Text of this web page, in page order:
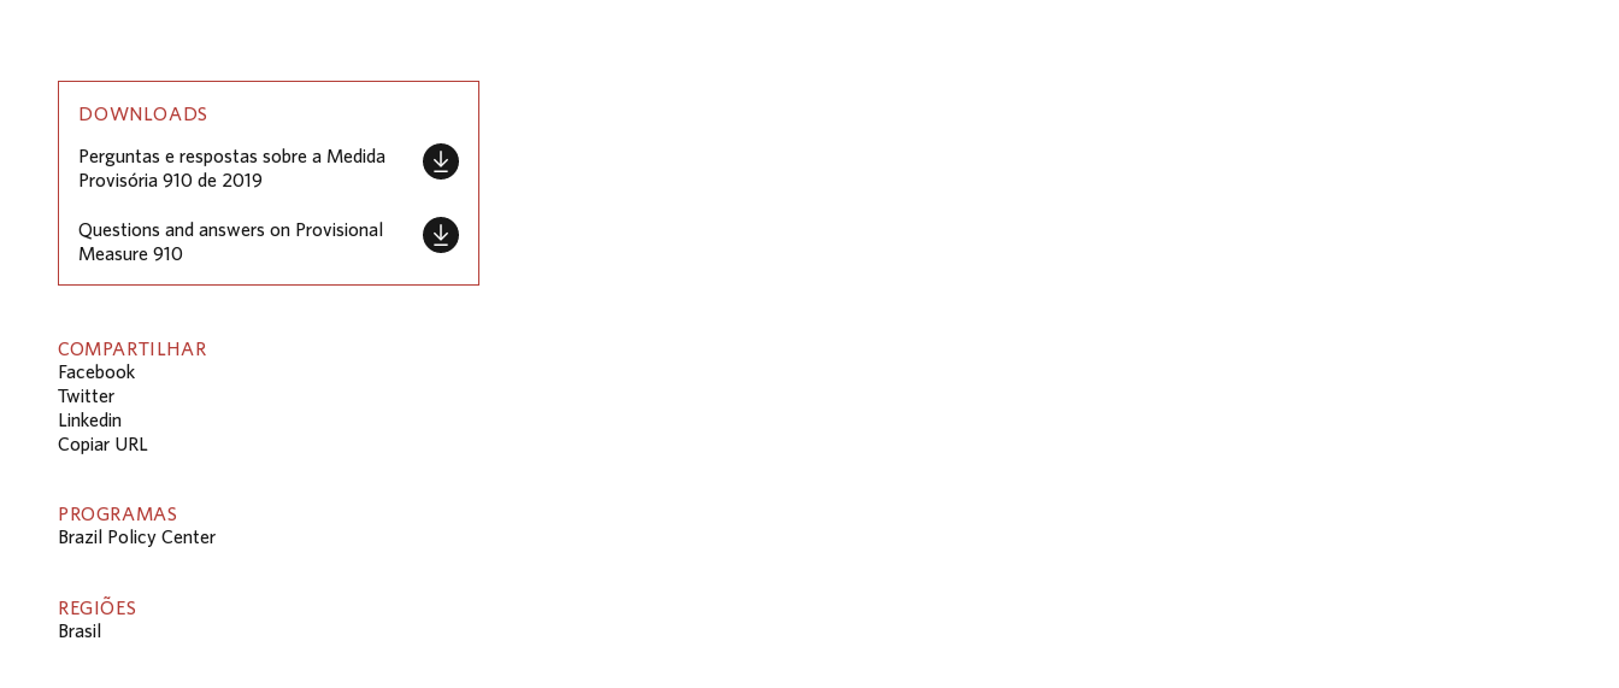
DOWNLOADS
Perguntas e respostas sobre a Medida
Provisória 910 de 2019
Questions and answers on Provisional
Measure 910
COMPARTILHAR
Facebook
Twitter
Linkedin
Copiar URL
PROGRAMAS
Brazil Policy Center
REGIÕES
Brasil